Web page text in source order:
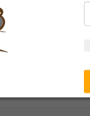
části
hraní